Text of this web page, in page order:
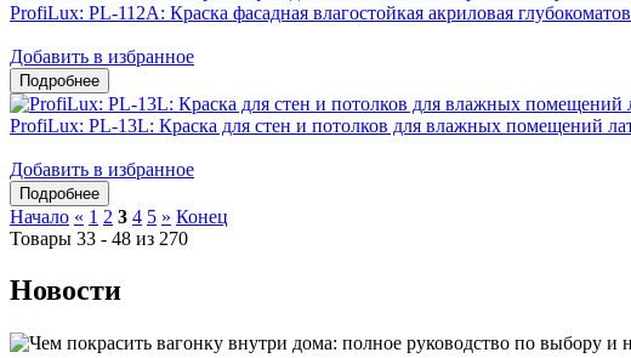
ProfiLux: PL-112А: Краска фасадная влагостойкая акриловая
Добавить в избранное
ProfiLux: PL-13L: Краска для стен и потолков для влажных помещений
Добавить в избранное
Начало « 1 2 3 4 5 » Конец
Товары 33 - 48 из 270
Новости